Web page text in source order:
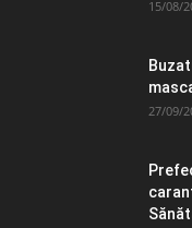
15/08/
27/09/